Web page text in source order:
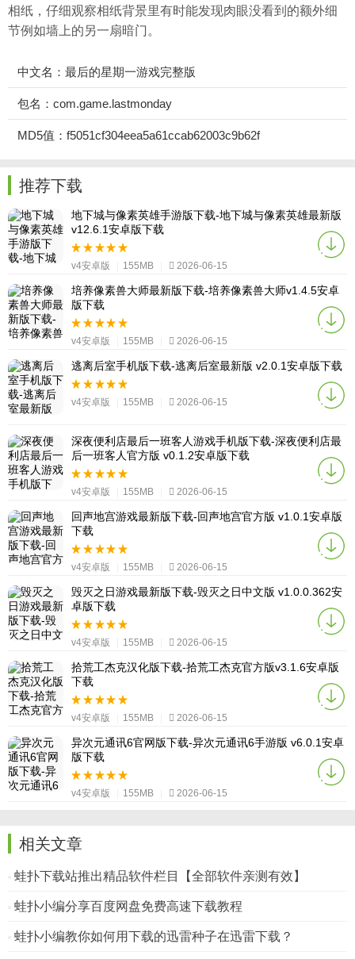
相纸，仔细观察相纸背景里有时能发现肉眼没看到的额外细
节例如墙上的另一扇暗门。
中文名：最后的星期一游戏完整版
包名：com.game.lastmonday
MD5值：f5051cf304eea5a61ccab62003c9b62f
推荐下载
地下城与像素英雄手游版下载-地下城与像素英雄最新版
v12.6.1安卓版下载
v4安卓版 155MB 2026-06-15
培养像素兽大师最新版下载-培养像素兽大师v1.4.5安卓
版下载
v4安卓版 155MB 2026-06-15
逃离后室手机版下载-逃离后室最新版 v2.0.1安卓版下载
v4安卓版 155MB 2026-06-15
深夜便利店最后一班客人游戏手机版下载-深夜便利店最
后一班客人官方版 v0.1.2安卓版下载
v4安卓版 155MB 2026-06-15
回声地宫游戏最新版下载-回声地宫官方版 v1.0.1安卓版
下载
v4安卓版 155MB 2026-06-15
毁灭之日游戏最新版下载-毁灭之日中文版 v1.0.0.362安
卓版下载
v4安卓版 155MB 2026-06-15
拾荒工杰克汉化版下载-拾荒工杰克官方版v3.1.6安卓版
下载
v4安卓版 155MB 2026-06-15
异次元通讯6官网版下载-异次元通讯6手游版 v6.0.1安卓
版下载
v4安卓版 155MB 2026-06-15
相关文章
蛙扑下载站推出精品软件栏目【全部软件亲测有效】
蛙扑小编分享百度网盘免费高速下载教程
蛙扑小编教你如何用下载的迅雷种子在迅雷下载？